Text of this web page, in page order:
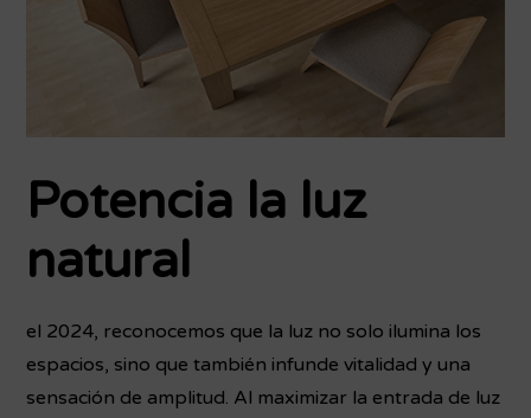
Potencia la luz
natural
el 2024, reconocemos que la luz no solo ilumina los
espacios, sino que también infunde vitalidad y una
sensación de amplitud. Al maximizar la entrada de luz